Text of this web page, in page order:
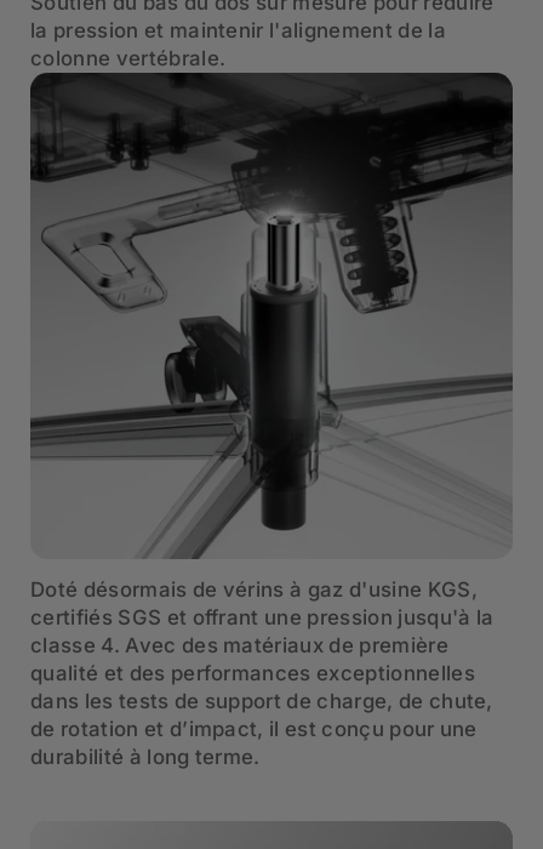
la pression et maintenir l'alignement de la
colonne vertébrale.
Doté désormais de vérins à gaz d'usine KGS,
certifiés SGS et offrant une pression jusqu'à la
classe 4. Avec des matériaux de première
qualité et des performances exceptionnelles
dans les tests de support de charge, de chute,
de rotation et d’impact, il est conçu pour une
durabilité à long terme.